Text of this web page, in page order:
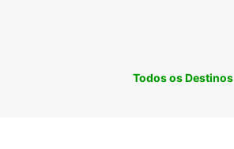
Todos os Destinos